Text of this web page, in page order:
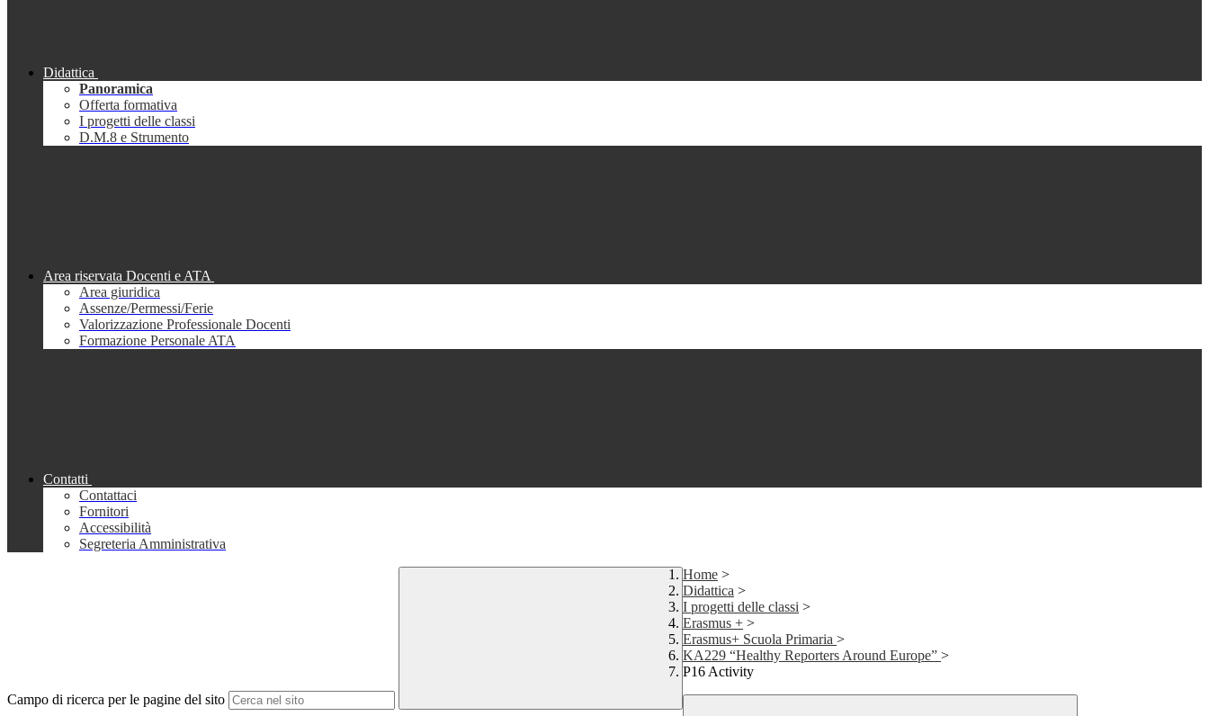
Didattica
Panoramica
Offerta formativa
I progetti delle classi
D.M.8 e Strumento
Area riservata Docenti e ATA
Area giuridica
Assenze/Permessi/Ferie
Valorizzazione Professionale Docenti
Formazione Personale ATA
Contatti
Contattaci
Fornitori
Accessibilità
Segreteria Amministrativa
Campo di ricerca per le pagine del sito
Home >
Didattica >
I progetti delle classi >
Erasmus + >
Erasmus+ Scuola Primaria >
KA229 “Healthy Reporters Around Europe” >
P16 Activity